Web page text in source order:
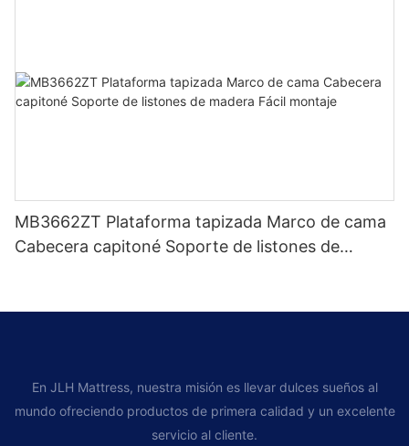
MB3662ZT Plataforma tapizada Marco de cama
Cabecera capitoné Soporte de listones de
En JLH Mattress, nuestra misión es llevar dulces sueños al
mundo ofreciendo productos de primera calidad y un excelente
servicio al cliente.